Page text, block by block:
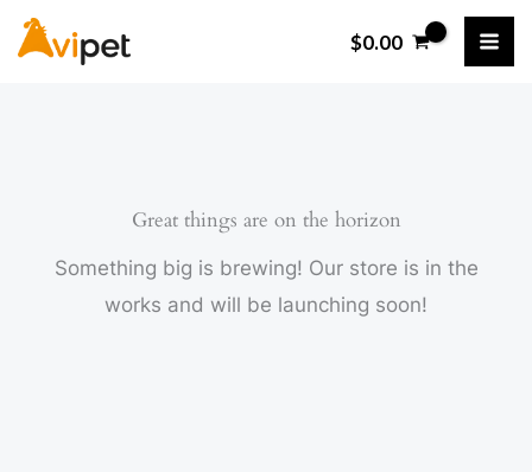
$0.00
Great things are on the horizon
Something big is brewing! Our store is in the
works and will be launching soon!